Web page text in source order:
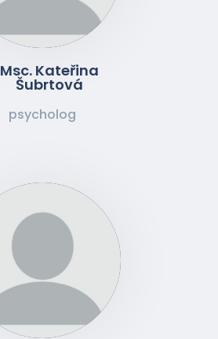
Msc. Kateřina
Šubrtová
psycholog